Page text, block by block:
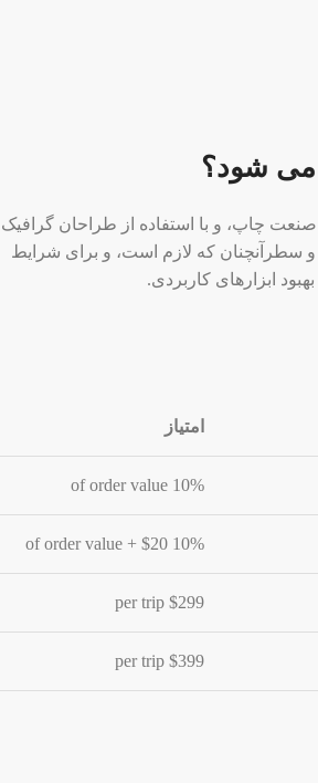
می شود؟
چاپ، و با استفاده از طراحان گرافیک
سطرآنچنان که لازم است، و برای شرایط
ابزارهای کاربردی.
امتیاز
10% of order value
10% of order value + $20
$299 per trip
$399 per trip